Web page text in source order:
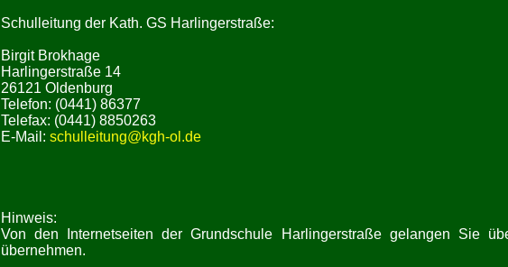
Schulleitung der Kath. GS Harlingerstraße:
Birgit Brokhage
Harlingerstraße 14
26121 Oldenburg
Telefon: (0441) 86377
Telefax: (0441) 8850263
E-Mail: schulleitung@kgh-ol.de
Hinweis:
Von den Internetseiten der Grundschule Harlingerstraße gelangen Sie
übernehmen.